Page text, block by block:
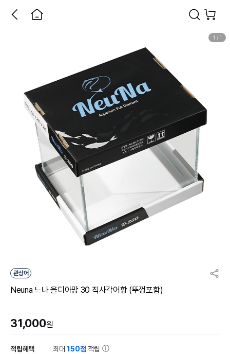
1 / 1
관상어
Neuna 느나 올디아망 30 직사각어항 (뚜껑포함)
31,000원
적립혜택 최대150점 적립